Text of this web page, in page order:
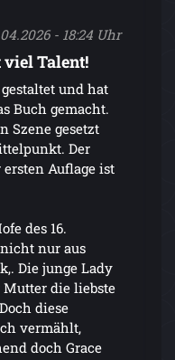
- 18:24 Uhr
Talent!
und hat
Buch gemacht.
Szene gesetzt
Der
Auflage ist
des 16.
nur aus
Die junge Lady
Mutter die liebste
diese
vermählt,
doch Grace